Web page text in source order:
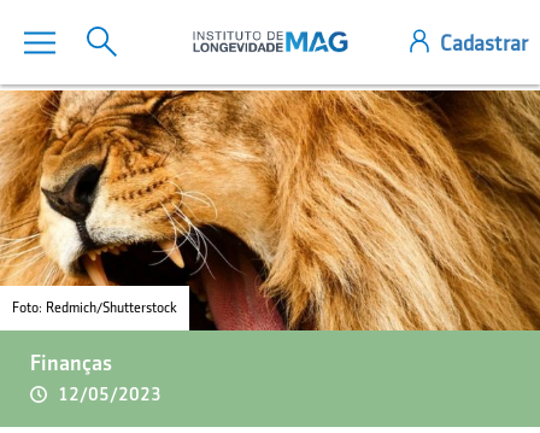
Foto: Redmich/Shutterstock
Finanças
12/05/2023